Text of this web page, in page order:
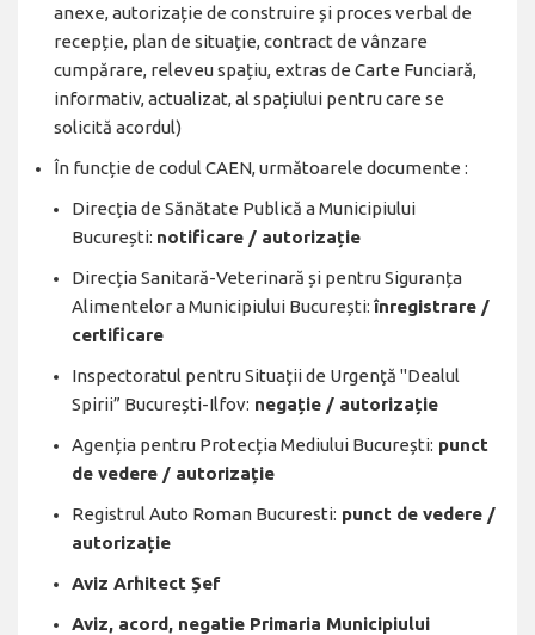
anexe, autorizație de construire și proces verbal de
recepție, plan de situaţie, contract de vânzare
cumpărare, releveu spațiu, extras de Carte Funciară,
informativ, actualizat, al spațiului pentru care se
solicită acordul)
În funcție de codul CAEN, următoarele documente :
Direcția de Sănătate Publică a Municipiului
București: notificare / autorizație
Direcția Sanitară-Veterinară și pentru Siguranța
Alimentelor a Municipiului București: înregistrare /
certificare
Inspectoratul pentru Situaţii de Urgenţă "Dealul
Spirii” București-Ilfov: negație / autorizație
Agenția pentru Protecția Mediului București: punct
de vedere / autorizație
Registrul Auto Roman Bucuresti: punct de vedere /
autorizație
Aviz Arhitect Șef
Aviz, acord, negatie Primaria Municipiului